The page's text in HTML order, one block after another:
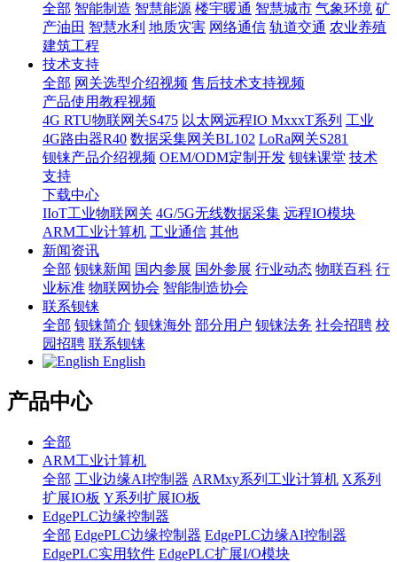
全部 智能制造 智慧能源 楼宇暖通 智慧城市 气象环境 矿
产油田 智慧水利 地质灾害 网络通信 轨道交通 农业养殖
建筑工程
技术支持
全部 网关选型介绍视频 售后技术支持视频
产品使用教程视频
4G RTU物联网关S475 以太网远程IO MxxxT系列 工业
4G路由器R40 数据采集网关BL102 LoRa网关S281
钡铼产品介绍视频 OEM/ODM定制开发 钡铼课堂 技术
支持
下载中心
IIoT工业物联网关 4G/5G无线数据采集 远程IO模块
ARM工业计算机 工业通信 其他
新闻资讯
全部 钡铼新闻 国内参展 国外参展 行业动态 物联百科 行
业标准 物联网协会 智能制造协会
联系钡铼
全部 钡铼简介 钡铼海外 部分用户 钡铼法务 社会招聘 校
园招聘 联系钡铼
English
产品中心
全部
ARM工业计算机
全部 工业边缘AI控制器 ARMxy系列工业计算机 X系列
扩展IO板 Y系列扩展IO板
EdgePLC边缘控制器
全部 EdgePLC边缘控制器 EdgePLC边缘AI控制器
EdgePLC实用软件 EdgePLC扩展I/O模块